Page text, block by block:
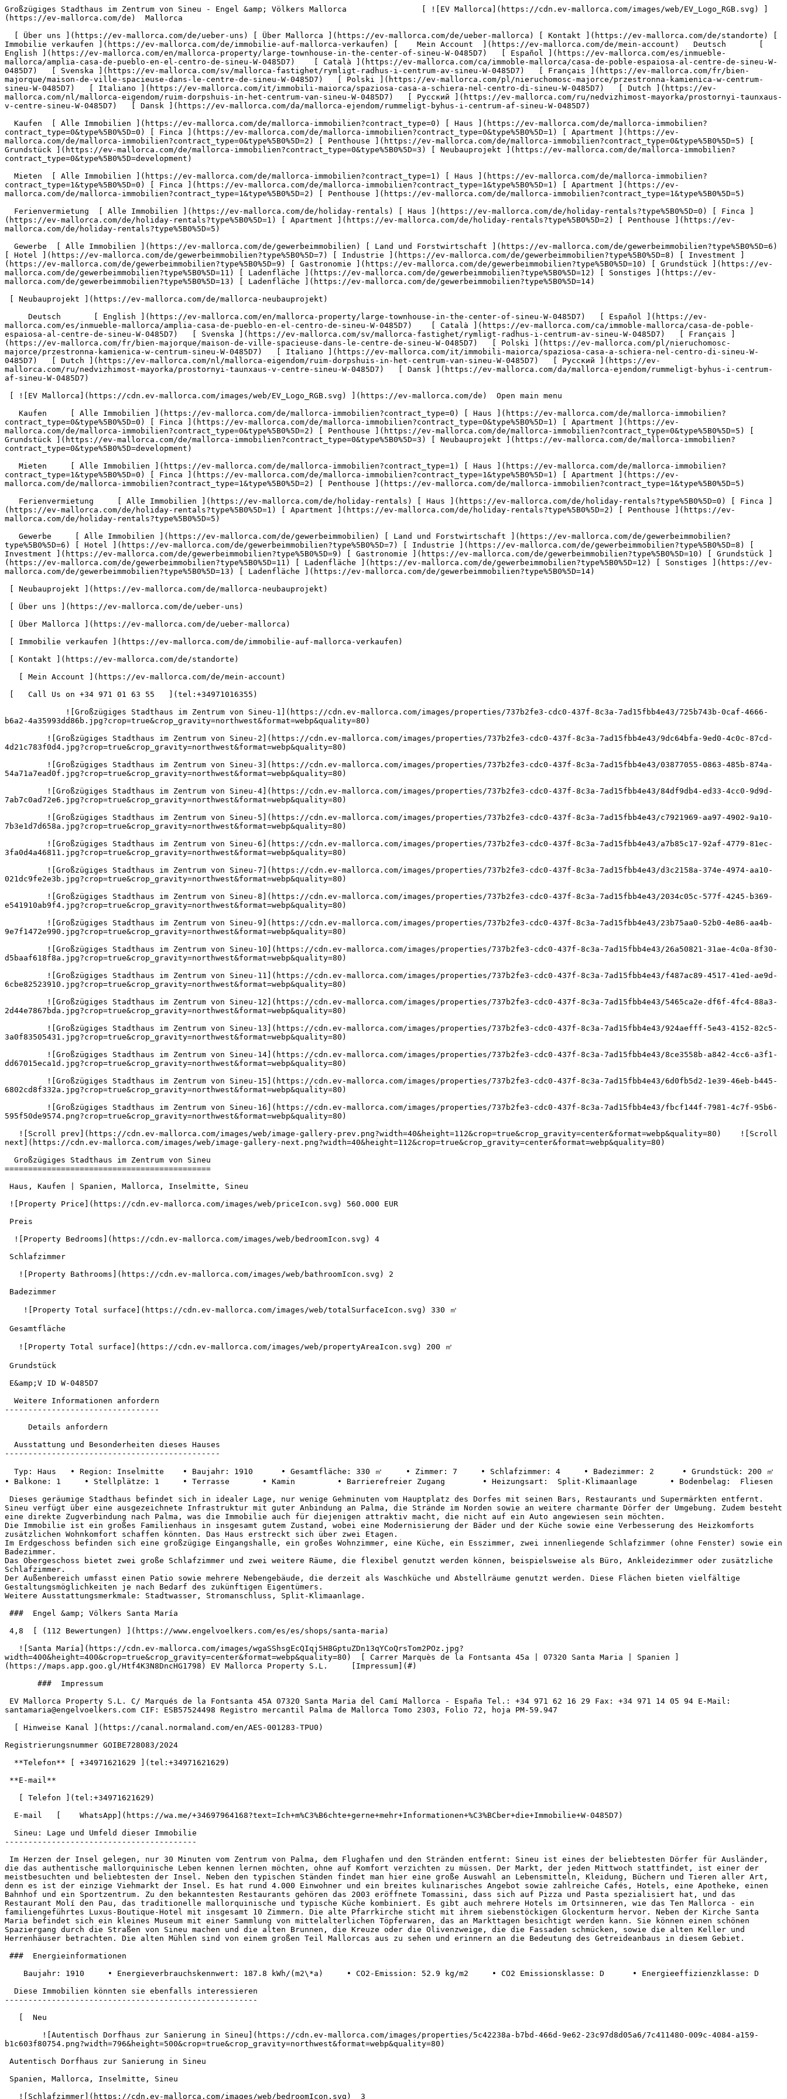
Großzügiges Stadthaus im Zentrum von Sineu - Engel &amp; Völkers Mallorca                [ ![EV Mallorca](https://cdn.ev-mallorca.com/images/web/EV_Logo_RGB.svg) ](https://ev-mallorca.com/de)  Mallorca  

  [ Über uns ](https://ev-mallorca.com/de/ueber-uns) [ Über Mallorca ](https://ev-mallorca.com/de/ueber-mallorca) [ Kontakt ](https://ev-mallorca.com/de/standorte) [ Immobilie verkaufen ](https://ev-mallorca.com/de/immobilie-auf-mallorca-verkaufen) [    Mein Account  ](https://ev-mallorca.com/de/mein-account)   Deutsch       [ English ](https://ev-mallorca.com/en/mallorca-property/large-townhouse-in-the-center-of-sineu-W-0485D7)   [ Español ](https://ev-mallorca.com/es/inmueble-mallorca/amplia-casa-de-pueblo-en-el-centro-de-sineu-W-0485D7)    [ Català ](https://ev-mallorca.com/ca/immoble-mallorca/casa-de-poble-espaiosa-al-centre-de-sineu-W-0485D7)   [ Svenska ](https://ev-mallorca.com/sv/mallorca-fastighet/rymligt-radhus-i-centrum-av-sineu-W-0485D7)   [ Français ](https://ev-mallorca.com/fr/bien-majorque/maison-de-ville-spacieuse-dans-le-centre-de-sineu-W-0485D7)   [ Polski ](https://ev-mallorca.com/pl/nieruchomosc-majorce/przestronna-kamienica-w-centrum-sineu-W-0485D7)   [ Italiano ](https://ev-mallorca.com/it/immobili-maiorca/spaziosa-casa-a-schiera-nel-centro-di-sineu-W-0485D7)   [ Dutch ](https://ev-mallorca.com/nl/mallorca-eigendom/ruim-dorpshuis-in-het-centrum-van-sineu-W-0485D7)   [ Русский ](https://ev-mallorca.com/ru/nedvizhimost-mayorka/prostornyi-taunxaus-v-centre-sineu-W-0485D7)   [ Dansk ](https://ev-mallorca.com/da/mallorca-ejendom/rummeligt-byhus-i-centrum-af-sineu-W-0485D7)   

  Kaufen  [ Alle Immobilien ](https://ev-mallorca.com/de/mallorca-immobilien?contract_type=0) [ Haus ](https://ev-mallorca.com/de/mallorca-immobilien?contract_type=0&type%5B0%5D=0) [ Finca ](https://ev-mallorca.com/de/mallorca-immobilien?contract_type=0&type%5B0%5D=1) [ Apartment ](https://ev-mallorca.com/de/mallorca-immobilien?contract_type=0&type%5B0%5D=2) [ Penthouse ](https://ev-mallorca.com/de/mallorca-immobilien?contract_type=0&type%5B0%5D=5) [ Grundstück ](https://ev-mallorca.com/de/mallorca-immobilien?contract_type=0&type%5B0%5D=3) [ Neubauprojekt ](https://ev-mallorca.com/de/mallorca-immobilien?contract_type=0&type%5B0%5D=development) 

  Mieten  [ Alle Immobilien ](https://ev-mallorca.com/de/mallorca-immobilien?contract_type=1) [ Haus ](https://ev-mallorca.com/de/mallorca-immobilien?contract_type=1&type%5B0%5D=0) [ Finca ](https://ev-mallorca.com/de/mallorca-immobilien?contract_type=1&type%5B0%5D=1) [ Apartment ](https://ev-mallorca.com/de/mallorca-immobilien?contract_type=1&type%5B0%5D=2) [ Penthouse ](https://ev-mallorca.com/de/mallorca-immobilien?contract_type=1&type%5B0%5D=5) 

  Ferienvermietung  [ Alle Immobilien ](https://ev-mallorca.com/de/holiday-rentals) [ Haus ](https://ev-mallorca.com/de/holiday-rentals?type%5B0%5D=0) [ Finca ](https://ev-mallorca.com/de/holiday-rentals?type%5B0%5D=1) [ Apartment ](https://ev-mallorca.com/de/holiday-rentals?type%5B0%5D=2) [ Penthouse ](https://ev-mallorca.com/de/holiday-rentals?type%5B0%5D=5) 

  Gewerbe  [ Alle Immobilien ](https://ev-mallorca.com/de/gewerbeimmobilien) [ Land und Forstwirtschaft ](https://ev-mallorca.com/de/gewerbeimmobilien?type%5B0%5D=6) [ Hotel ](https://ev-mallorca.com/de/gewerbeimmobilien?type%5B0%5D=7) [ Industrie ](https://ev-mallorca.com/de/gewerbeimmobilien?type%5B0%5D=8) [ Investment ](https://ev-mallorca.com/de/gewerbeimmobilien?type%5B0%5D=9) [ Gastronomie ](https://ev-mallorca.com/de/gewerbeimmobilien?type%5B0%5D=10) [ Grundstück ](https://ev-mallorca.com/de/gewerbeimmobilien?type%5B0%5D=11) [ Ladenfläche ](https://ev-mallorca.com/de/gewerbeimmobilien?type%5B0%5D=12) [ Sonstiges ](https://ev-mallorca.com/de/gewerbeimmobilien?type%5B0%5D=13) [ Ladenfläche ](https://ev-mallorca.com/de/gewerbeimmobilien?type%5B0%5D=14) 

 [ Neubauprojekt ](https://ev-mallorca.com/de/mallorca-neubauprojekt) 

     Deutsch       [ English ](https://ev-mallorca.com/en/mallorca-property/large-townhouse-in-the-center-of-sineu-W-0485D7)   [ Español ](https://ev-mallorca.com/es/inmueble-mallorca/amplia-casa-de-pueblo-en-el-centro-de-sineu-W-0485D7)    [ Català ](https://ev-mallorca.com/ca/immoble-mallorca/casa-de-poble-espaiosa-al-centre-de-sineu-W-0485D7)   [ Svenska ](https://ev-mallorca.com/sv/mallorca-fastighet/rymligt-radhus-i-centrum-av-sineu-W-0485D7)   [ Français ](https://ev-mallorca.com/fr/bien-majorque/maison-de-ville-spacieuse-dans-le-centre-de-sineu-W-0485D7)   [ Polski ](https://ev-mallorca.com/pl/nieruchomosc-majorce/przestronna-kamienica-w-centrum-sineu-W-0485D7)   [ Italiano ](https://ev-mallorca.com/it/immobili-maiorca/spaziosa-casa-a-schiera-nel-centro-di-sineu-W-0485D7)   [ Dutch ](https://ev-mallorca.com/nl/mallorca-eigendom/ruim-dorpshuis-in-het-centrum-van-sineu-W-0485D7)   [ Русский ](https://ev-mallorca.com/ru/nedvizhimost-mayorka/prostornyi-taunxaus-v-centre-sineu-W-0485D7)   [ Dansk ](https://ev-mallorca.com/da/mallorca-ejendom/rummeligt-byhus-i-centrum-af-sineu-W-0485D7)   

 [ ![EV Mallorca](https://cdn.ev-mallorca.com/images/web/EV_Logo_RGB.svg) ](https://ev-mallorca.com/de)  Open main menu    

   Kaufen     [ Alle Immobilien ](https://ev-mallorca.com/de/mallorca-immobilien?contract_type=0) [ Haus ](https://ev-mallorca.com/de/mallorca-immobilien?contract_type=0&type%5B0%5D=0) [ Finca ](https://ev-mallorca.com/de/mallorca-immobilien?contract_type=0&type%5B0%5D=1) [ Apartment ](https://ev-mallorca.com/de/mallorca-immobilien?contract_type=0&type%5B0%5D=2) [ Penthouse ](https://ev-mallorca.com/de/mallorca-immobilien?contract_type=0&type%5B0%5D=5) [ Grundstück ](https://ev-mallorca.com/de/mallorca-immobilien?contract_type=0&type%5B0%5D=3) [ Neubauprojekt ](https://ev-mallorca.com/de/mallorca-immobilien?contract_type=0&type%5B0%5D=development) 

   Mieten     [ Alle Immobilien ](https://ev-mallorca.com/de/mallorca-immobilien?contract_type=1) [ Haus ](https://ev-mallorca.com/de/mallorca-immobilien?contract_type=1&type%5B0%5D=0) [ Finca ](https://ev-mallorca.com/de/mallorca-immobilien?contract_type=1&type%5B0%5D=1) [ Apartment ](https://ev-mallorca.com/de/mallorca-immobilien?contract_type=1&type%5B0%5D=2) [ Penthouse ](https://ev-mallorca.com/de/mallorca-immobilien?contract_type=1&type%5B0%5D=5) 

   Ferienvermietung     [ Alle Immobilien ](https://ev-mallorca.com/de/holiday-rentals) [ Haus ](https://ev-mallorca.com/de/holiday-rentals?type%5B0%5D=0) [ Finca ](https://ev-mallorca.com/de/holiday-rentals?type%5B0%5D=1) [ Apartment ](https://ev-mallorca.com/de/holiday-rentals?type%5B0%5D=2) [ Penthouse ](https://ev-mallorca.com/de/holiday-rentals?type%5B0%5D=5) 

   Gewerbe     [ Alle Immobilien ](https://ev-mallorca.com/de/gewerbeimmobilien) [ Land und Forstwirtschaft ](https://ev-mallorca.com/de/gewerbeimmobilien?type%5B0%5D=6) [ Hotel ](https://ev-mallorca.com/de/gewerbeimmobilien?type%5B0%5D=7) [ Industrie ](https://ev-mallorca.com/de/gewerbeimmobilien?type%5B0%5D=8) [ Investment ](https://ev-mallorca.com/de/gewerbeimmobilien?type%5B0%5D=9) [ Gastronomie ](https://ev-mallorca.com/de/gewerbeimmobilien?type%5B0%5D=10) [ Grundstück ](https://ev-mallorca.com/de/gewerbeimmobilien?type%5B0%5D=11) [ Ladenfläche ](https://ev-mallorca.com/de/gewerbeimmobilien?type%5B0%5D=12) [ Sonstiges ](https://ev-mallorca.com/de/gewerbeimmobilien?type%5B0%5D=13) [ Ladenfläche ](https://ev-mallorca.com/de/gewerbeimmobilien?type%5B0%5D=14) 

 [ Neubauprojekt ](https://ev-mallorca.com/de/mallorca-neubauprojekt) 

 [ Über uns ](https://ev-mallorca.com/de/ueber-uns) 

 [ Über Mallorca ](https://ev-mallorca.com/de/ueber-mallorca) 

 [ Immobilie verkaufen ](https://ev-mallorca.com/de/immobilie-auf-mallorca-verkaufen) 

 [ Kontakt ](https://ev-mallorca.com/de/standorte) 

   [ Mein Account ](https://ev-mallorca.com/de/mein-account) 

 [   Call Us on +34 971 01 63 55   ](tel:+34971016355) 

             ![Großzügiges Stadthaus im Zentrum von Sineu-1](https://cdn.ev-mallorca.com/images/properties/737b2fe3-cdc0-437f-8c3a-7ad15fbb4e43/725b743b-0caf-4666-b6a2-4a35993dd86b.jpg?crop=true&crop_gravity=northwest&format=webp&quality=80)  

         ![Großzügiges Stadthaus im Zentrum von Sineu-2](https://cdn.ev-mallorca.com/images/properties/737b2fe3-cdc0-437f-8c3a-7ad15fbb4e43/9dc64bfa-9ed0-4c0c-87cd-4d21c783f0d4.jpg?crop=true&crop_gravity=northwest&format=webp&quality=80)  

         ![Großzügiges Stadthaus im Zentrum von Sineu-3](https://cdn.ev-mallorca.com/images/properties/737b2fe3-cdc0-437f-8c3a-7ad15fbb4e43/03877055-0863-485b-874a-54a71a7ead0f.jpg?crop=true&crop_gravity=northwest&format=webp&quality=80)  

         ![Großzügiges Stadthaus im Zentrum von Sineu-4](https://cdn.ev-mallorca.com/images/properties/737b2fe3-cdc0-437f-8c3a-7ad15fbb4e43/84df9db4-ed33-4cc0-9d9d-7ab7c0ad72e6.jpg?crop=true&crop_gravity=northwest&format=webp&quality=80)  

         ![Großzügiges Stadthaus im Zentrum von Sineu-5](https://cdn.ev-mallorca.com/images/properties/737b2fe3-cdc0-437f-8c3a-7ad15fbb4e43/c7921969-aa97-4902-9a10-7b3e1d7d658a.jpg?crop=true&crop_gravity=northwest&format=webp&quality=80)  

         ![Großzügiges Stadthaus im Zentrum von Sineu-6](https://cdn.ev-mallorca.com/images/properties/737b2fe3-cdc0-437f-8c3a-7ad15fbb4e43/a7b85c17-92af-4779-81ec-3fa0d4a46811.jpg?crop=true&crop_gravity=northwest&format=webp&quality=80)  

         ![Großzügiges Stadthaus im Zentrum von Sineu-7](https://cdn.ev-mallorca.com/images/properties/737b2fe3-cdc0-437f-8c3a-7ad15fbb4e43/d3c2158a-374e-4974-aa10-021dc9fe2e3b.jpg?crop=true&crop_gravity=northwest&format=webp&quality=80)  

         ![Großzügiges Stadthaus im Zentrum von Sineu-8](https://cdn.ev-mallorca.com/images/properties/737b2fe3-cdc0-437f-8c3a-7ad15fbb4e43/2034c05c-577f-4245-b369-e541910ab9f4.jpg?crop=true&crop_gravity=northwest&format=webp&quality=80)  

         ![Großzügiges Stadthaus im Zentrum von Sineu-9](https://cdn.ev-mallorca.com/images/properties/737b2fe3-cdc0-437f-8c3a-7ad15fbb4e43/23b75aa0-52b0-4e86-aa4b-9e7f1472e990.jpg?crop=t